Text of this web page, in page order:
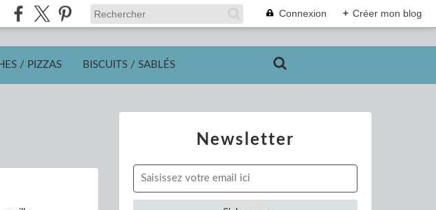
Connexion + Créer mon blog
/ PIZZAS BISCUITS / SABLÉS
Newsletter